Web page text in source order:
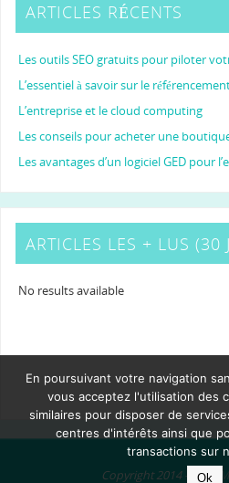
ARTICLES RÉCENTS
Les outils SEO gratuits pour piloter
L’essentiel à savoir sur le
L’entreprise et le cloud computing
Les conseils pour acheter une
Les avantages d’un logiciel GED pour
ARTICLES LES + LUS (30
No results available
Copyright 2014 - 2024
En poursuivant votre navigation
vous acceptez l'utilisation des
similaires pour disposer de
centres d'intérêts ainsi que
transactions sur
Ok